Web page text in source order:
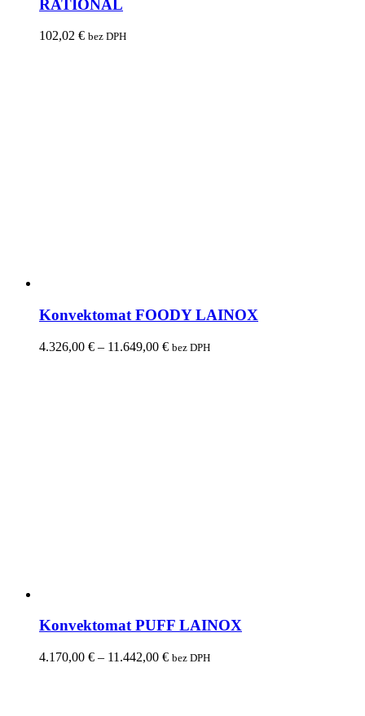
RATIONAL
102,02 € bez DPH
Konvektomat FOODY LAINOX
4.326,00 € – 11.649,00 € bez DPH
Konvektomat PUFF LAINOX
4.170,00 € – 11.442,00 € bez DPH